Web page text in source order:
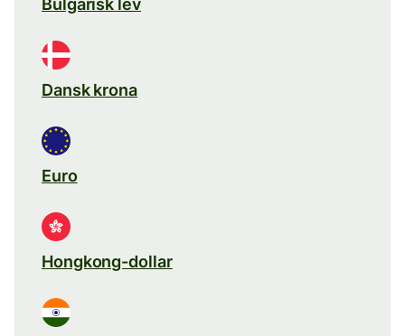
Bulgarisk lev
Dansk krona
Euro
Hongkong-dollar